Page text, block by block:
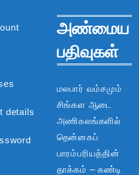
details
அண்மைய
பதிவுகள்
மலபார் வம்சமும்
சிங்கள ஆடை
அணிகலங்களில்
தென்னகப்
பாரம்பரியத்தின்
தாக்கம் – கண்டி